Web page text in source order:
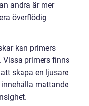
andra är mer
överflödig
kan primers
Vissa primers finns
skapa en ljusare
mattande